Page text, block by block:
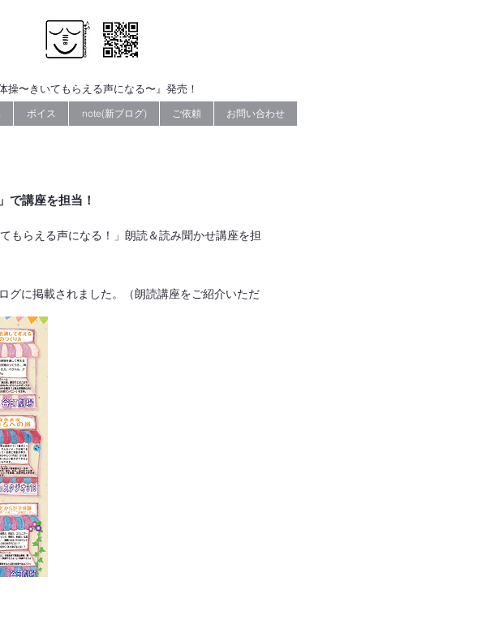
〜きいてもらえる声になる〜』発売！
ボイス note(新ブログ) ご依頼 お問い合わせ
で講座を担当！
もらえる声になる！」朗読＆読み聞かせ講座を担
グに掲載されました。（朗読講座をご紹介いただ